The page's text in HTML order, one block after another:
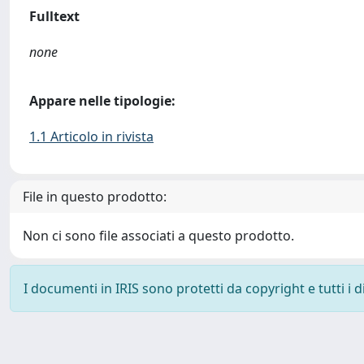
Fulltext
none
Appare nelle tipologie:
1.1 Articolo in rivista
File in questo prodotto:
Non ci sono file associati a questo prodotto.
I documenti in IRIS sono protetti da copyright e tutti i